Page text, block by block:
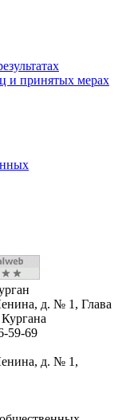
и принятых мерах
д. № 1, Глава
59-69
д. № 1,